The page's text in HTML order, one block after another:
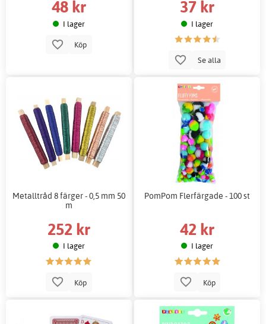
48 kr
I lager
Köp
37 kr
I lager
Se alla
Metalltråd 8 färger - 0,5 mm 50
m
252 kr
I lager
Köp
PomPom Flerfärgade - 100 st
42 kr
I lager
Köp